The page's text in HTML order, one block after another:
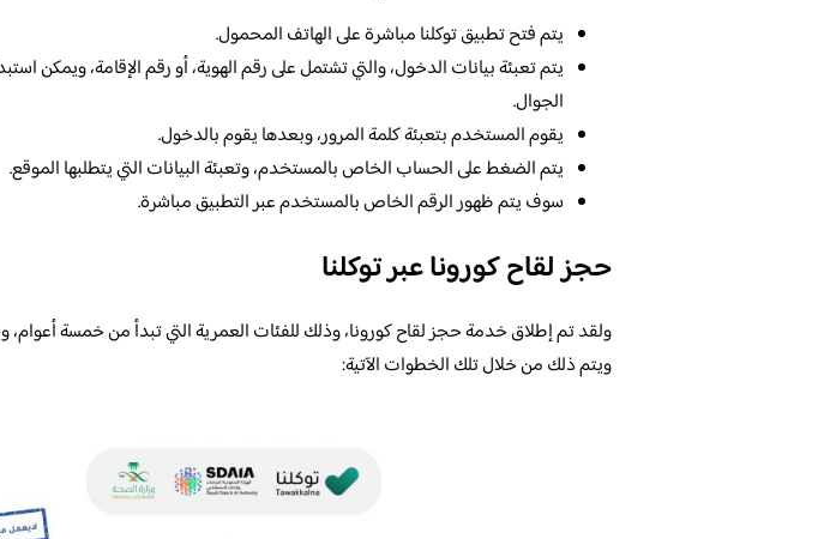
يتم فتح تطبيق توكلنا مباشرة على الهاتف المحمول.
يتم تعبئة بيانات الدخول، والتي تشتمل على رقم الهوية، أو رقم الإقامة، ويمكن
الجوال.
يقوم المستخدم بتعبئة كلمة المرور، وبعدها يقوم بالدخول.
يتم الضغط على الحساب الخاص بالمستخدم، وتعبئة البيانات التي يتطلبها الموقع.
سوف يتم ظهور الرقم الخاص بالمستخدم عبر التطبيق مباشرة.
حجز لقاح كورونا عبر توكلنا
ولقد تم إطلاق خدمة حجز لقاح كورونا، وذلك للفئات العمرية التي تبدأ من خمسة
ويتم ذلك من خلال تلك الخطوات الآتية: